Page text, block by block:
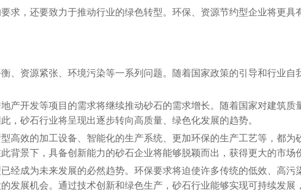
求，还要致力于推动行业的绿色转型。环保、资源节约型企业将更具
、资源紧张、环境污染等一系列问题。随着国家政策的引导和行业自
产开发等项目的需求将继续推动砂石的需求增长。随着国家对建筑质
，砂石行业将呈现出逐步转向高质量、绿色化发展的趋势。
高效的加工设备、智能化的生产系统、更加环保的生产工艺等，都为
背景下，具备创新能力的砂石企业将能够脱颖而出，获得更大的市场
经成为未来发展的必然趋势。环保要求将迫使许多传统的低效、高污
发展机会。通过技术创新和绿色生产，砂石行业能够实现可持续发展